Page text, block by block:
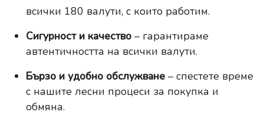
всички 180 валути, с които работим.
Сигурност и качество – гарантираме
автентичността на всички валути.
Бързо и удобно обслужване – спестете време
с нашите лесни процеси за покупка и
обмяна.